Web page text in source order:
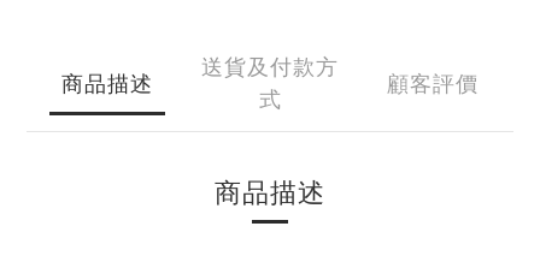
商品描述
送貨及付款方
式
顧客評價
商品描述